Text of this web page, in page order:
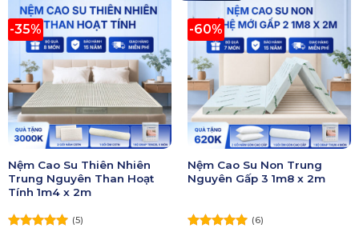
-35%
Nệm Cao Su Thiên Nhiên
Trung Nguyên Than Hoạt
Tính 1m4 x 2m
(5)
-60%
Nệm Cao Su Non Trung
Nguyên Gấp 3 1m8 x 2m
(6)